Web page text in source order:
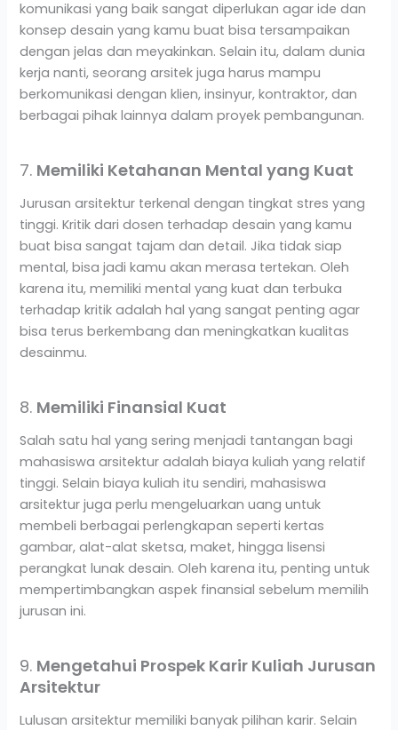
komunikasi yang baik sangat diperlukan agar ide dan
konsep desain yang kamu buat bisa tersampaikan
dengan jelas dan meyakinkan. Selain itu, dalam dunia
kerja nanti, seorang arsitek juga harus mampu
berkomunikasi dengan klien, insinyur, kontraktor, dan
berbagai pihak lainnya dalam proyek pembangunan.
7. Memiliki Ketahanan Mental yang Kuat
Jurusan arsitektur terkenal dengan tingkat stres yang
tinggi. Kritik dari dosen terhadap desain yang kamu
buat bisa sangat tajam dan detail. Jika tidak siap
mental, bisa jadi kamu akan merasa tertekan. Oleh
karena itu, memiliki mental yang kuat dan terbuka
terhadap kritik adalah hal yang sangat penting agar
bisa terus berkembang dan meningkatkan kualitas
desainmu.
8. Memiliki Finansial Kuat
Salah satu hal yang sering menjadi tantangan bagi
mahasiswa arsitektur adalah biaya kuliah yang relatif
tinggi. Selain biaya kuliah itu sendiri, mahasiswa
arsitektur juga perlu mengeluarkan uang untuk
membeli berbagai perlengkapan seperti kertas
gambar, alat-alat sketsa, maket, hingga lisensi
perangkat lunak desain. Oleh karena itu, penting untuk
mempertimbangkan aspek finansial sebelum memilih
jurusan ini.
9. Mengetahui Prospek Karir Kuliah Jurusan
Arsitektur
Lulusan arsitektur memiliki banyak pilihan karir. Selain